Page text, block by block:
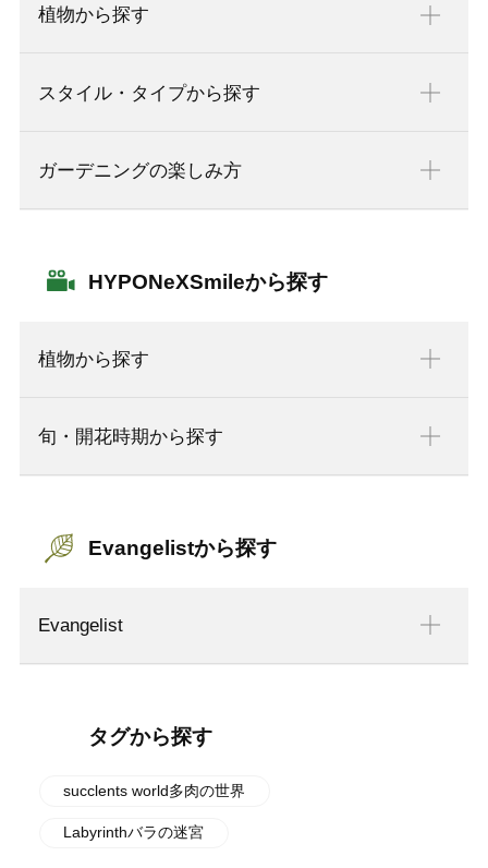
植物から探す
スタイル・タイプから探す
ガーデニングの楽しみ方
HYPONeXSmileから探す
植物から探す
旬・開花時期から探す
Evangelistから探す
Evangelist
タグから探す
succlents world多肉の世界
Labyrinthバラの迷宮